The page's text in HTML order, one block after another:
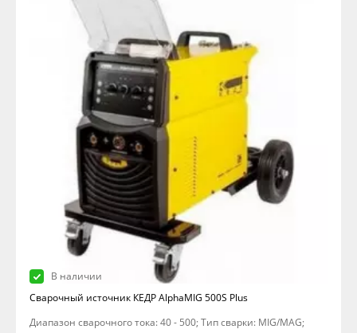
В наличии
Сварочный источник КЕДР AlphaMIG 500S Plus
Диапазон сварочного тока: 40 - 500; Тип сварки: MIG/MAG;